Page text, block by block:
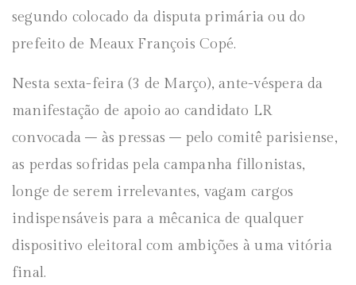
segundo colocado da disputa primária ou do
prefeito de Meaux François Copé.
Nesta sexta-feira (3 de Março), ante-véspera da
manifestação de apoio ao candidato LR
convocada – às pressas – pelo comitê parisiense,
as perdas sofridas pela campanha fillonistas,
longe de serem irrelevantes, vagam cargos
indispensáveis para a mêcanica de qualquer
dispositivo eleitoral com ambições à uma vitória
final.